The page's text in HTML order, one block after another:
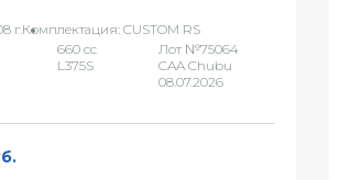
г.Комплектация: CUSTOM RS
660 сс
L375S
Лот №75064
CAA Chubu
08.07.2026